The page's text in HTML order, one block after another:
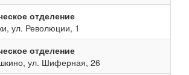
отделение
ул. Революции, 1
отделение
ул. Шиферная, 26